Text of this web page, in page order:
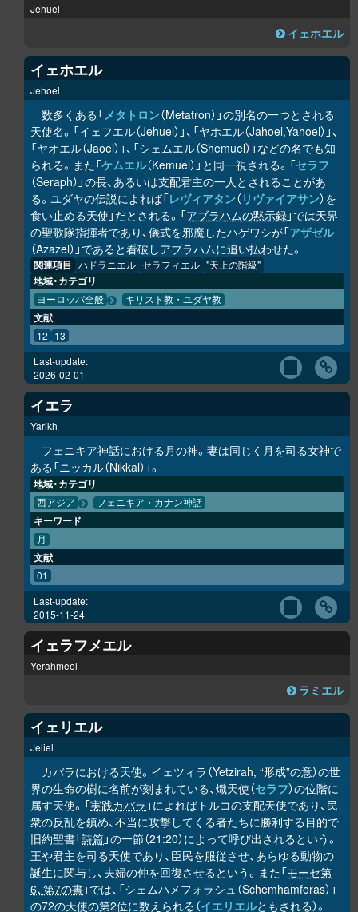
Jehuel
イェホエル
イェホエル
Jehoel
数多くある「メタトロン（Metatron）」の別名の一つとされる
天使名。「イェフエル（Jehuel）」、「ヤホエル（Jahoel,Yahoel）」、
「ヤオエル（Jaoel）」、「シェムエル（Shemuel）」などの名でも知
られる。また「ケムエル（Kemuel）」と同一視される。「セラフ
（Seraph）」の長、あるいは支配君主の一人とされることがあ
る。ユダヤの伝説によれば「レヴィアタン（リヴァイアサン）を
食い止める天使」だとされる。「アブラハムの黙示録」では天界
の聖歌隊指揮者であり、儀式を邪魔したハゲワシが「アザゼル
（Azazel）」であると看破しアブラハムに追い払わせた。
関連項目 ハドラニエル セラフィエル "天上の階級"
地域・カテゴリ
ヨーロッパ全般 キリスト教・ユダヤ教
文献
12 13
Last-update:
2026-02-01
イエラ
Yarikh
フェニキア神話における月の神。妻は同じく月を司る女神で
ある「ニッカル（Nikkal）」。
地域・カテゴリ
西アジア フェニキア・カナン神話
キーワード
月
文献
01
Last-update:
2015-11-24
イェラフメエル
Yerahmeel
ラミエル
イェリエル
Jeliel
カバラにおける天使。イェツィラ（Yetzirah, “形成”の意）の世
界の生命の樹に名前が刻まれている、熾天使（セラフ）の位階に
属す天使。「実践カバラ 」によればトルコの支配天使であり、民
衆の反乱を鎮め、不当に攻撃してくる者たちに勝利する目的で
旧約聖書「詩篇」の一節（21:20）によって呼び出されるという。
王や君主を司る天使であり、臣民を服従させ、あらゆる動物の
誕生に関与し、夫婦の仲を回復させるという。また「モーセ第
6、第7の書」では、「シェムハメフォラシュ（Schemhamforas）」
の72の天使の第2位に数えられる（イエリエルともされる）。